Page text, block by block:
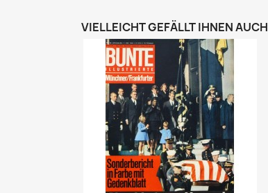
VIELLEICHT GEFÄLLT IHNEN AUCH